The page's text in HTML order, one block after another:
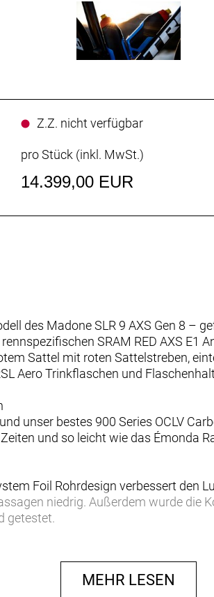
Z.Z. nicht verfügbar
pro Stück (inkl. MwSt.)
14.399,00 EUR
des Madone SLR 9 AXS Gen 8 –
SRAM RED AXS E1
Sattel mit roten Sattelstreben,
Aero Trinkflaschen und
unser bestes 900 Series OCLV
und so leicht wie das Émonda
Foil Rohrdesign verbessert den
niedrig. Außerdem wurde die
getestet.
kannst, ist unsere überarbeitete
MEHR LESEN